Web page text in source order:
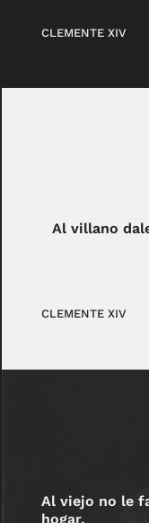
CLEMENTE XIV
Al villano
CLEMENTE XIV
Al viejo no le
hogar.